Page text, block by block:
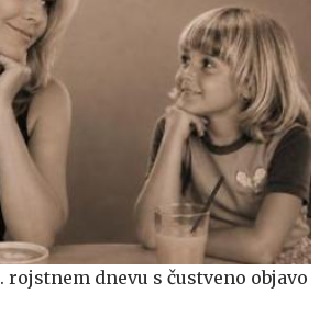
rojstnem dnevu s čustveno objavo